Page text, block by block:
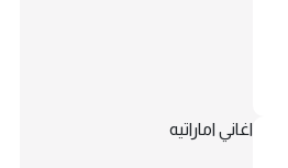
اغاني اماراتيه